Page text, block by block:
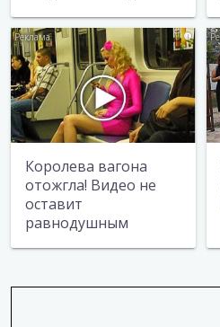
i
Королева вагона
отожгла! Видео не
оставит
равнодушным